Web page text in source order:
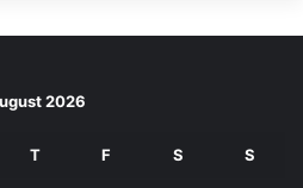
2026
T F S S